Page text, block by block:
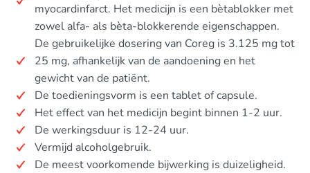
myocardinfarct. Het medicijn is een bètablokker met
zowel alfa- als bèta-blokkerende eigenschappen.
De gebruikelijke dosering van Coreg is 3.125 mg tot
25 mg, afhankelijk van de aandoening en het
gewicht van de patiënt.
De toedieningsvorm is een tablet of capsule.
Het effect van het medicijn begint binnen 1-2 uur.
De werkingsduur is 12-24 uur.
Vermijd alcoholgebruik.
De meest voorkomende bijwerking is duizeligheid.